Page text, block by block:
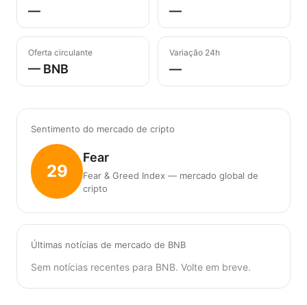
— —
Oferta circulante
— BNB
Variação 24h
—
Sentimento do mercado de cripto
29
Fear
Fear & Greed Index — mercado global de
cripto
Últimas notícias de mercado de BNB
Sem notícias recentes para BNB. Volte em breve.